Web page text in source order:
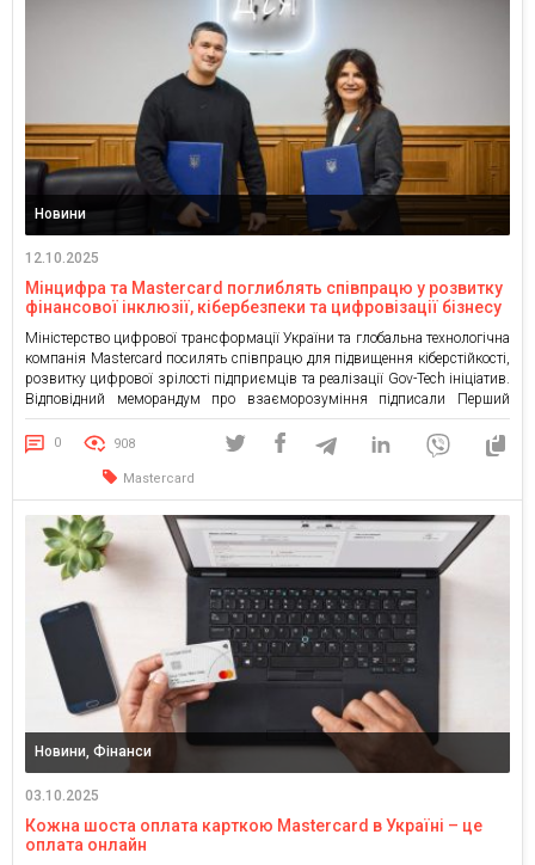
Новини
12.10.2025
Мінцифра та Mastercard поглиблять співпрацю у розвитку
фінансової інклюзії, кібербезпеки та цифровізації бізнесу
Міністерство цифрової трансформації України та глобальна технологічна
компанія Mastercard посилять співпрацю для підвищення кіберстійкості,
розвитку цифрової зрілості підприємців та реалізації Gov-Tech ініціатив.
Відповідний меморандум про взаєморозуміння підписали Перший
віцепремʼєр-міністр — Міністр цифрової трансформації України Михайло
Федоров, президентка Mastercard у Східній Європі Ясемін Бедір та
генеральна директорка Mastercard в Україні та Молдові Інга Андреєва під
0 908
Mastercard
Новини, Фінанси
03.10.2025
Кожна шоста оплата карткою Mastercard в Україні – це
оплата онлайн